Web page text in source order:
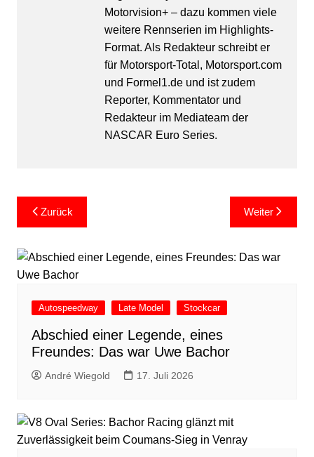
Motorvision+ – dazu kommen viele
weitere Rennserien im Highlights-
Format. Als Redakteur schreibt er
für Motorsport-Total, Motorsport.com
und Formel1.de und ist zudem
Reporter, Kommentator und
Redakteur im Mediateam der
NASCAR Euro Series.
Beitragsnavigation
Zurück Weiter
Autospeedway Late Model Stockcar
Abschied einer Legende, eines
Freundes: Das war Uwe Bachor
André Wiegold 17. Juli 2026